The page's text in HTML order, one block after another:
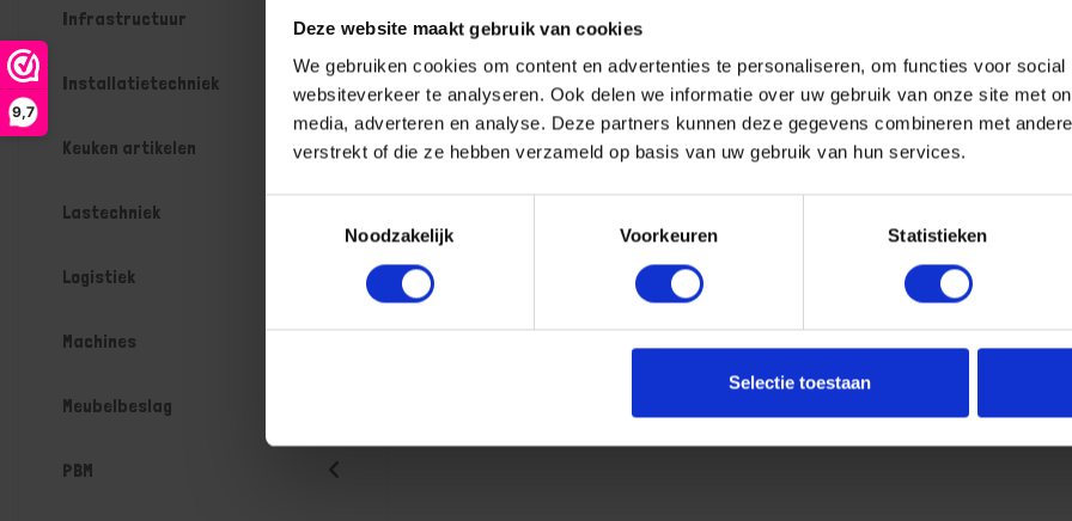
Deze website maakt gebruik van cookies
We gebruiken cookies om content en advertenties te personaliseren, om functies voor
websiteverkeer te analyseren. Ook delen we informatie over uw gebruik van onze site met
media, adverteren en analyse. Deze partners kunnen deze gegevens combineren met
verstrekt of die ze hebben verzameld op basis van uw gebruik van hun services.
Noodzakelijk
Voorkeuren Statistieken
Selectie toestaan
9,7
Infrastructuur
Installatietechniek
Keuken artikelen
Lastechniek
Logistiek
Machines
Meubelbeslag
PBM